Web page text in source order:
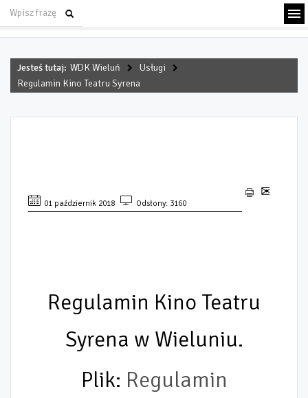
Jesteś tutaj: WDK Wieluń
Usługi
Regulamin Kino Teatru Syrena
01 październik 2018 Odsłony: 3160
Regulamin Kino Teatru
Syrena w Wieluniu.
Plik: Regulamin